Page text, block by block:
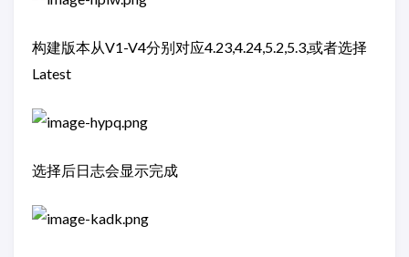
构建版本从V1-V4分别对应4.23,4.24,5.2,5.3,或者选择
Latest
选择后日志会显示完成